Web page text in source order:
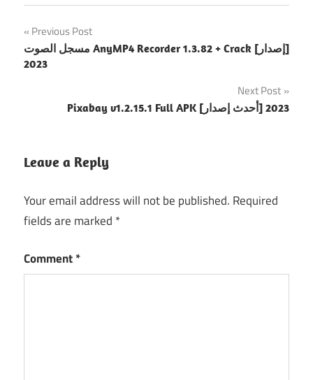
Post
navigation
Previous Post
مسجل الصوت AnyMP4 Recorder 1.3.82 + Crack [إصدار]
2023
Next Post
Pixabay v1.2.15.1 Full APK [أحدث إصدار] 2023
Leave a Reply
Your email address will not be published. Required
fields are marked *
Comment*